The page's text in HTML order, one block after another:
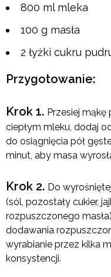
800 ml mleka
100 g masła
2 łyżki cukru
Przygotowanie:
Krok 1. Przesiej
ciepłym mleku, dodaj
do osiągnięcia pół
minut, aby masa
Krok 2. Do
(sól, pozostały cukier,
rozpuszczonego
dodawania
wyrabianie przez kilka
konsystencji.